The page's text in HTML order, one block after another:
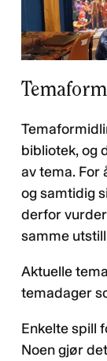
bibliotek, og
av tema. For
og samtidig
derfor
samme
Aktuelle
temadager
Enkelte spill
Noen gjør